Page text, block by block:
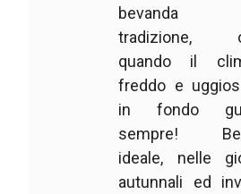
bevanda
tradizione,
quando il
freddo e
in fondo
sempre!
ideale, nelle
autunnali ed